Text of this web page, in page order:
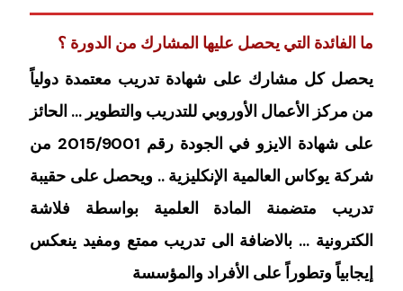
ما الفائدة التي يحصل عليها المشارك من الدورة ؟
يحصل كل مشارك على شهادة تدريب معتمدة دولياً
من مركز الأعمال الأوروبي للتدريب والتطوير … الحائز
على شهادة الايزو في الجودة رقم 2015/9001 من
شركة يوكاس العالمية الإنكليزية .. ويحصل على حقيبة
تدريب متضمنة المادة العلمية بواسطة فلاشة
الكترونية … بالاضافة الى تدريب ممتع ومفيد ينعكس
إيجابياً وتطوراً على الأفراد والمؤسسة